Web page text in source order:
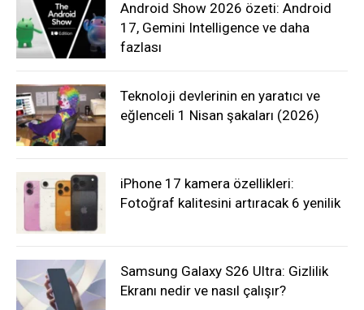
Android Show 2026 özeti: Android
17, Gemini Intelligence ve daha
fazlası
Teknoloji devlerinin en yaratıcı ve
eğlenceli 1 Nisan şakaları (2026)
iPhone 17 kamera özellikleri:
Fotoğraf kalitesini artıracak 6 yenilik
Samsung Galaxy S26 Ultra: Gizlilik
Ekranı nedir ve nasıl çalışır?